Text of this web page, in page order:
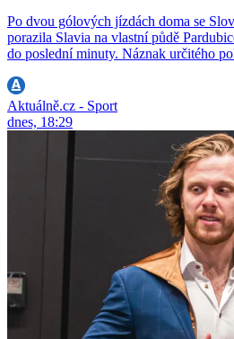
Po dvou gólových jízdách doma se
porazila Slavia na vlastní půdě
do poslední minuty. Náznak určitého
Aktuálně.cz - Sport
dnes, 18:29